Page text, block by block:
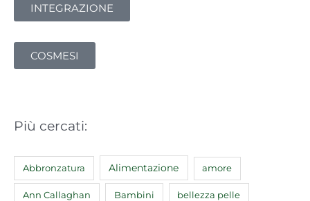
INTEGRAZIONE
COSMESI
Più cercati:
Abbronzatura Alimentazione amore
Ann Callaghan Bambini bellezza pelle